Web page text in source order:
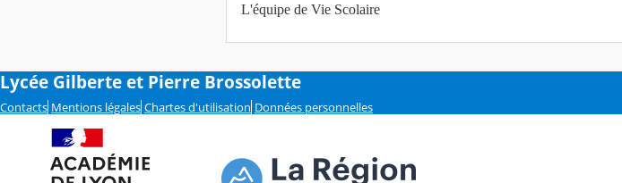
L'équipe de Vie Scolaire
Lycée Gilberte et Pierre Brossolette
Contacts Mentions légales Chartes d'utilisation Données personnelles